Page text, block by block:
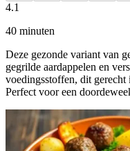
4.1
40 minuten
Deze gezonde variant van
gegrilde aardappelen en
voedingsstoffen, dit gerecht
Perfect voor een